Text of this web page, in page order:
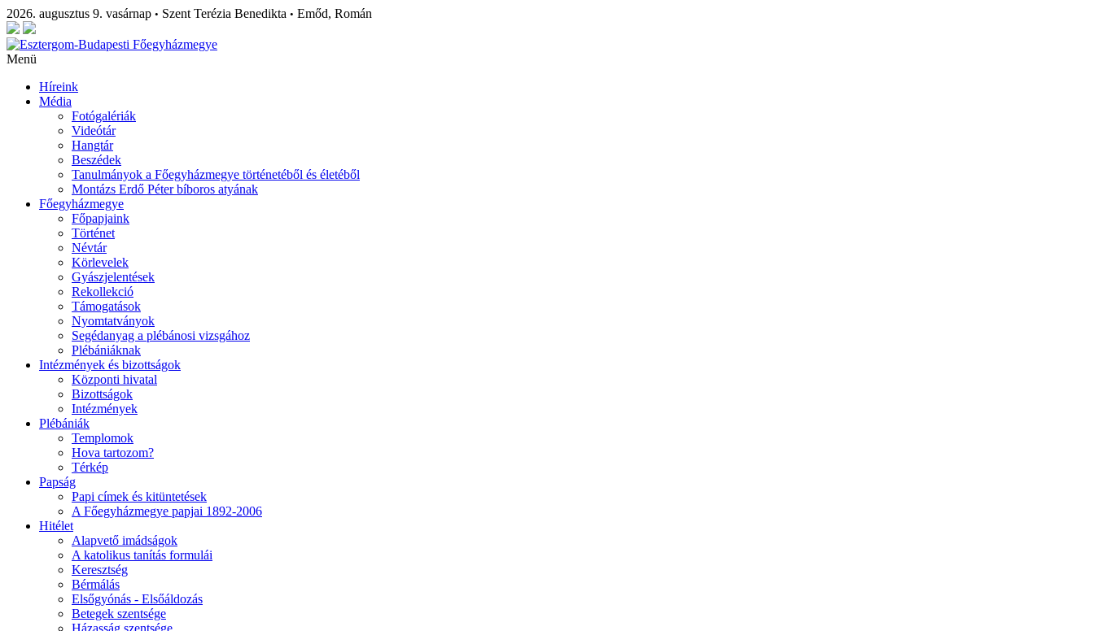
2026. augusztus 9. vasárnap • Szent Terézia Benedikta • Emőd, Román
Menü
Híreink
Média
Fotógalériák
Videótár
Hangtár
Beszédek
Tanulmányok a Főegyházmegye történetéből és életéből
Montázs Erdő Péter bíboros atyának
Főegyházmegye
Főpapjaink
Történet
Névtár
Körlevelek
Gyászjelentések
Rekollekció
Támogatások
Nyomtatványok
Segédanyag a plébánosi vizsgához
Plébániáknak
Intézmények és bizottságok
Központi hivatal
Bizottságok
Intézmények
Plébániák
Templomok
Hova tartozom?
Térkép
Papság
Papi címek és kitüntetések
A Főegyházmegye papjai 1892-2006
Hitélet
Alapvető imádságok
A katolikus tanítás formulái
Keresztség
Bérmálás
Elsőgyónás - Elsőáldozás
Betegek szentsége
Házasság szentsége